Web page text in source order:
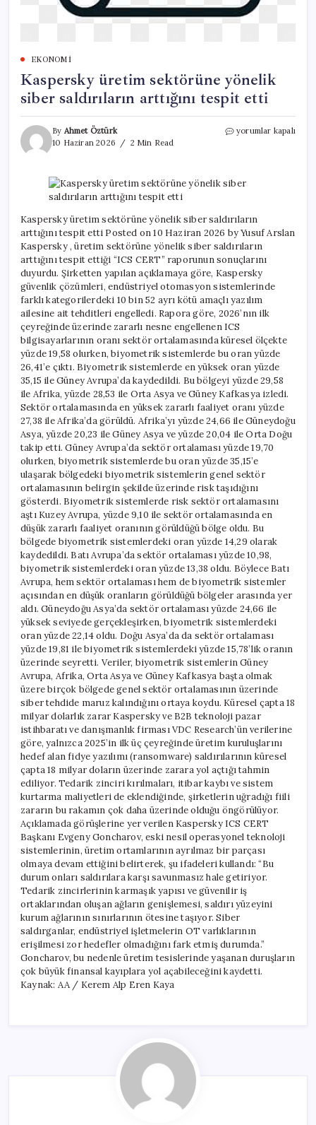
EKONOMI
Kaspersky üretim sektörüne yönelik
siber saldırıların arttığını tespit etti
By Ahmet Öztürk
10 Haziran 2026
2 Min Read
Kaspersky
saldırıların
tespit
etti
için
yorumlar kapalı
Kaspersky üretim sektörüne yönelik siber saldırıların
arttığını tespit etti Posted on 10 Haziran 2026 by Yusuf Arslan
Kaspersky , üretim sektörüne yönelik siber saldırıların
arttığını tespit ettiği “ICS CERT” raporunun sonuçlarını
duyurdu. Şirketten yapılan açıklamaya göre, Kaspersky
güvenlik çözümleri, endüstriyel otomasyon sistemlerinde
farklı kategorilerdeki 10 bin 52 ayrı kötü amaçlı yazılım
ailesine ait tehditleri engelledi. Rapora göre, 2026’nın ilk
çeyreğinde üzerinde zararlı nesne engellenen ICS
bilgisayarlarının oranı sektör ortalamasında küresel ölçekte
yüzde 19,58 olurken, biyometrik sistemlerde bu oran yüzde
26,41’e çıktı. Biyometrik sistemlerde en yüksek oran yüzde
35,15 ile Güney Avrupa’da kaydedildi. Bu bölgeyi yüzde 29,58
ile Afrika, yüzde 28,53 ile Orta Asya ve Güney Kafkasya izledi.
Sektör ortalamasında en yüksek zararlı faaliyet oranı yüzde
27,38 ile Afrika’da görüldü. Afrika’yı yüzde 24,66 ile Güneydoğu
Asya, yüzde 20,23 ile Güney Asya ve yüzde 20,04 ile Orta Doğu
takip etti. Güney Avrupa’da sektör ortalaması yüzde 19,70
olurken, biyometrik sistemlerde bu oran yüzde 35,15’e
ulaşarak bölgedeki biyometrik sistemlerin genel sektör
ortalamasının belirgin şekilde üzerinde risk taşıdığını
gösterdi. Biyometrik sistemlerde risk sektör ortalamasını
aştı Kuzey Avrupa, yüzde 9,10 ile sektör ortalamasında en
düşük zararlı faaliyet oranının görüldüğü bölge oldu. Bu
bölgede biyometrik sistemlerdeki oran yüzde 14,29 olarak
kaydedildi. Batı Avrupa’da sektör ortalaması yüzde 10,98,
biyometrik sistemlerdeki oran yüzde 13,38 oldu. Böylece Batı
Avrupa, hem sektör ortalaması hem de biyometrik sistemler
açısından en düşük oranların görüldüğü bölgeler arasında yer
aldı. Güneydoğu Asya’da sektör ortalaması yüzde 24,66 ile
yüksek seviyede gerçekleşirken, biyometrik sistemlerdeki
oran yüzde 22,14 oldu. Doğu Asya’da da sektör ortalaması
yüzde 19,81 ile biyometrik sistemlerdeki yüzde 15,78’lik oranın
üzerinde seyretti. Veriler, biyometrik sistemlerin Güney
Avrupa, Afrika, Orta Asya ve Güney Kafkasya başta olmak
üzere birçok bölgede genel sektör ortalamasının üzerinde
siber tehdide maruz kalındığını ortaya koydu. Küresel çapta 18
milyar dolarlık zarar Kaspersky ve B2B teknoloji pazar
istihbaratı ve danışmanlık firması VDC Research’ün verilerine
göre, yalnızca 2025’in ilk üç çeyreğinde üretim kuruluşlarını
hedef alan fidye yazılımı (ransomware) saldırılarının küresel
çapta 18 milyar doların üzerinde zarara yol açtığı tahmin
ediliyor. Tedarik zinciri kırılmaları, itibar kaybı ve sistem
kurtarma maliyetleri de eklendiğinde, şirketlerin uğradığı fiili
zararın bu rakamın çok daha üzerinde olduğu öngörülüyor.
Açıklamada görüşlerine yer verilen Kaspersky ICS CERT
Başkanı Evgeny Goncharov, eski nesil operasyonel teknoloji
sistemlerinin, üretim ortamlarının ayrılmaz bir parçası
olmaya devam ettiğini belirterek, şu ifadeleri kullandı: “Bu
durum onları saldırılara karşı savunmasız hale getiriyor.
Tedarik zincirlerinin karmaşık yapısı ve güvenilir iş
ortaklarından oluşan ağların genişlemesi, saldırı yüzeyini
kurum ağlarının sınırlarının ötesine taşıyor. Siber
saldırganlar, endüstriyel işletmelerin OT varlıklarının
erişilmesi zor hedefler olmadığını fark etmiş durumda.”
Goncharov, bu nedenle üretim tesislerinde yaşanan duruşların
çok büyük finansal kayıplara yol açabileceğini kaydetti.
Kaynak: AA / Kerem Alp Eren Kaya